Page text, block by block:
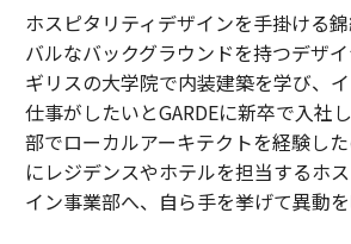
ホスピタリティデザインを手掛ける
バルなバックグラウンドを持つデザ
ギリスの大学院で内装建築を学び、
仕事がしたいとGARDEに新卒で入社
部でローカルアーキテクトを経験し
にレジデンスやホテルを担当するホ
イン事業部へ、自ら手を挙げて異動を